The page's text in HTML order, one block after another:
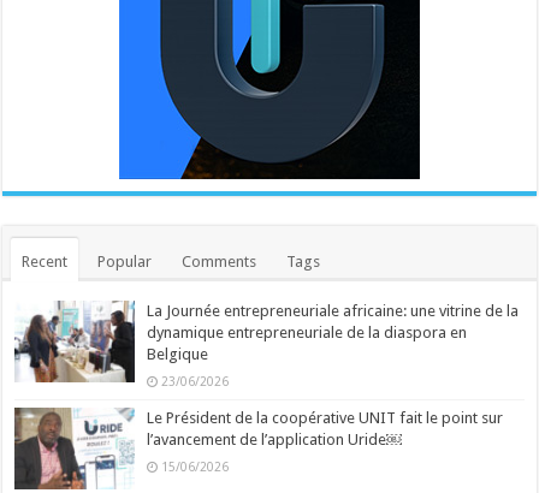
Recent Popular Comments Tags
La Journée entrepreneuriale africaine: une vitrine de la
dynamique entrepreneuriale de la diaspora en
Belgique
23/06/2026
Le Président de la coopérative UNIT fait le point sur
l’avancement de l’application Uride￼
15/06/2026